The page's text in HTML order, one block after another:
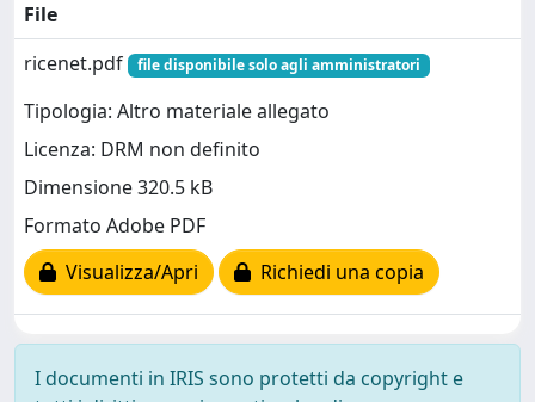
File
ricenet.pdf
file disponibile solo agli amministratori
Tipologia: Altro materiale allegato
Licenza: DRM non definito
Dimensione 320.5 kB
Formato Adobe PDF
Visualizza/Apri
Richiedi una copia
I documenti in IRIS sono protetti da copyright e